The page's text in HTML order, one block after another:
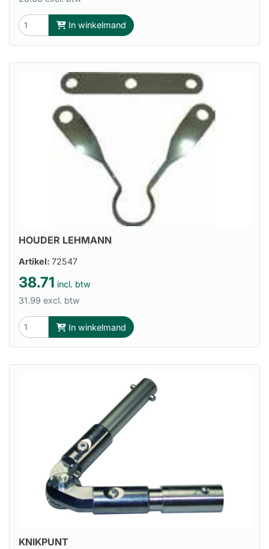
In winkelmand
HOUDER LEHMANN
Artikel: 72547
38.71 incl. btw
31.99 excl. btw
In winkelmand
KNIKPUNT